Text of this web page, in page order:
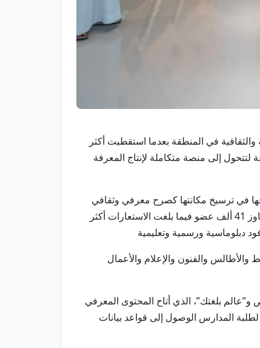
والثقافية في المنطقة بعدما استقطبت أكثر
من 90 لغة إلى جانب نحو 760 ألف مادة معرفية مطبوعة لتتحول إلى منصة متكاملة لإنتاج المعرفة
في ترسيخ مكانتها كصرح معرفي وثقافي
ومعلم سياحي بارز ومنصة تجمع بين المعرفة والثقافة والابتكار والتجارب المجتمعية الثرية، مشيرا إلى عدد أعضاء المكتبة تجاوز 41 ألف عضو فيما بلغت الاستعارات أكثر
والفنون والإعلام والأعمال
بلغتك”، الذي أتاح المحتوى المعرفي
لطلبة المدارس الوصول إلى قواعد بيانات